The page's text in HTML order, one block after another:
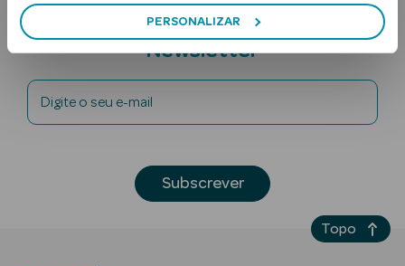
PERSONALIZAR
Subscreva a
Newsletter
Digite o seu e-mail
Subscrever
Topo